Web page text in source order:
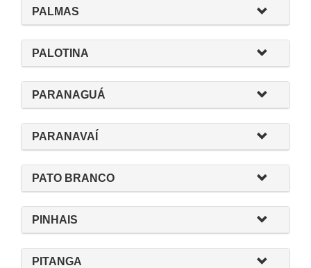
PALMAS
PALOTINA
PARANAGUÁ
PARANAVAÍ
PATO BRANCO
PINHAIS
PITANGA